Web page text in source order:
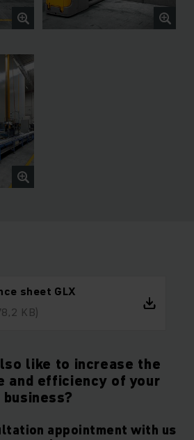
sheet GLX
KB)
like to increase the
and efficiency of your
business?
appointment with us